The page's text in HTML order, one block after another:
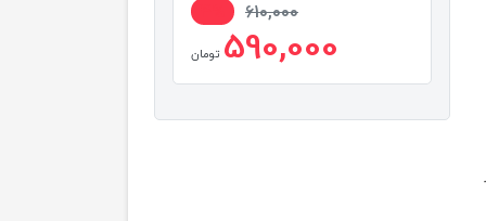
610,000
590,000 تومان